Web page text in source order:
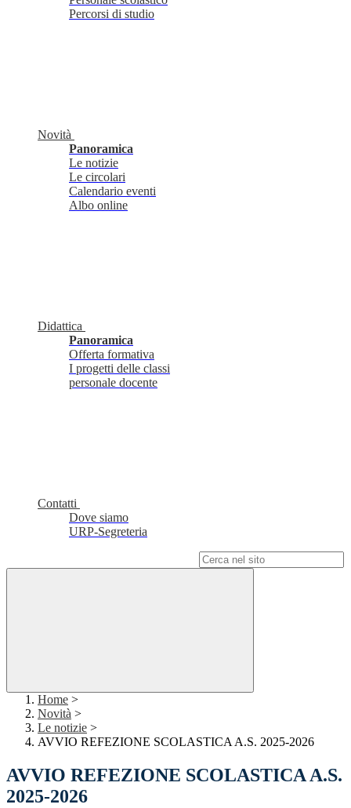
Percorsi di studio
Novità
Panoramica
Le notizie
Le circolari
Calendario eventi
Albo online
Didattica
Panoramica
Offerta formativa
I progetti delle classi
personale docente
Contatti
Dove siamo
URP-Segreteria
Home >
Novità >
Le notizie >
AVVIO REFEZIONE SCOLASTICA A.S. 2025-2026
AVVIO REFEZIONE SCOLASTICA A.S.
2025-2026